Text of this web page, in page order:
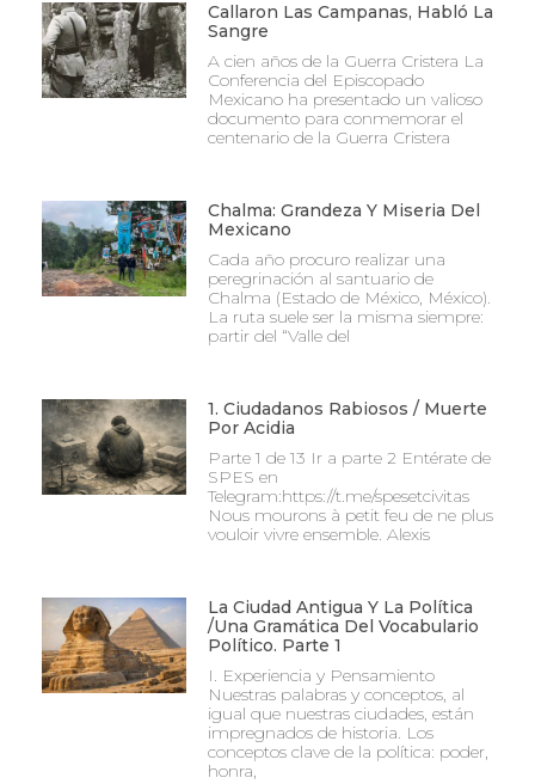
Callaron Las Campanas, Habló La
Sangre
A cien años de la Guerra Cristera La
Conferencia del Episcopado
Mexicano ha presentado un valioso
documento para conmemorar el
centenario de la Guerra Cristera
Chalma: Grandeza Y Miseria Del
Mexicano
Cada año procuro realizar una
peregrinación al santuario de
Chalma (Estado de México, México).
La ruta suele ser la misma siempre:
partir del “Valle del
1. Ciudadanos Rabiosos / Muerte
Por Acidia
Parte 1 de 13 Ir a parte 2 Entérate de
SPES en
Telegram:https://t.me/spesetcivitas
Nous mourons à petit feu de ne plus
vouloir vivre ensemble. Alexis
La Ciudad Antigua Y La Política
/Una Gramática Del Vocabulario
Político. Parte 1
I. Experiencia y Pensamiento
Nuestras palabras y conceptos, al
igual que nuestras ciudades, están
impregnados de historia. Los
conceptos clave de la política: poder,
honra,